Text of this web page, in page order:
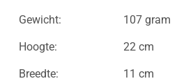
Gewicht: 107 gram
Hoogte: 22 cm
Breedte: 11 cm